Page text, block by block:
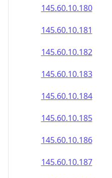
145.60.10.180
145.60.10.181
145.60.10.182
145.60.10.183
145.60.10.184
145.60.10.185
145.60.10.186
145.60.10.187